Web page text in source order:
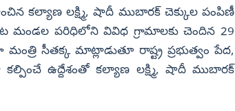
కల్యాణ లక్ష్మి, షాదీ ముబారక్ చెక్కుల పంపిణీ
మండల పరిధిలోని వివిధ గ్రామాలకు చెందిన 29
సీతక్క మాట్లాడుతూ రాష్ట్ర ప్రభుత్వం పేద,
ఉద్దేశంతో కల్యాణ లక్ష్మి, షాదీ ముబారక్